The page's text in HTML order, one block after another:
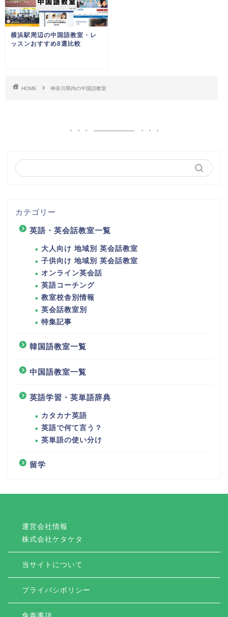
横浜駅周辺の中国語教室・レ
ッスンおすすめ8選比較
HOME 神奈川県内の中国語教室
カテゴリー
英語・英会話教室一覧
大人向け 地域別 英会話教室
子供向け 地域別 英会話教室
オンライン英会話
英語コーチング
教室校舎別情報
英会話教室別
特集記事
韓国語教室一覧
中国語教室一覧
英語学習・英単語辞典
カタカナ英語
英語で何て言う？
英単語の使い分け
留学
運営会社情報
株式会社ケタケタ
当サイトについて
プライバシポリシー